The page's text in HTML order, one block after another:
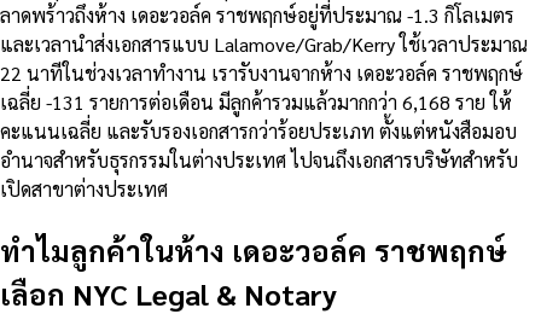
ลาดพร้าวถึงห้าง เดอะวอล์ค ราชพฤกษ์อยู่ที่ประมาณ -1.3 กิโลเมตร
และเวลานำส่งเอกสารแบบ Lalamove/Grab/Kerry ใช้เวลาประมาณ
22 นาทีในช่วงเวลาทำงาน เรารับงานจากห้าง เดอะวอล์ค ราชพฤกษ์
เฉลี่ย -131 รายการต่อเดือน มีลูกค้ารวมแล้วมากกว่า 6,168 ราย ให้
คะแนนเฉลี่ย และรับรองเอกสารกว่าร้อยประเภท ตั้งแต่หนังสือมอบ
อำนาจสำหรับธุรกรรมในต่างประเทศ ไปจนถึงเอกสารบริษัทสำหรับ
เปิดสาขาต่างประเทศ
ทำไมลูกค้าในห้าง เดอะวอล์ค ราชพฤกษ์
เลือก NYC Legal & Notary